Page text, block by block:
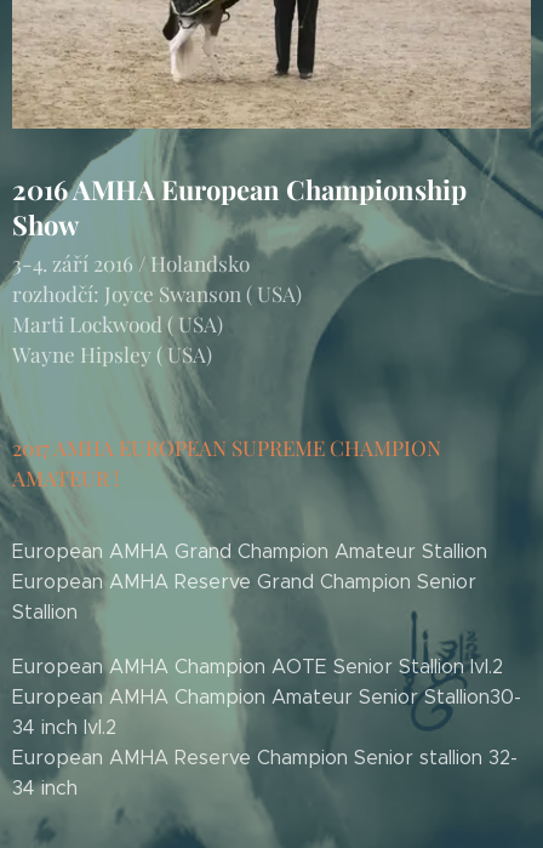
2016 AMHA European Championship
Show
3-4. září 2016 / Holandsko
rozhodčí: Joyce Swanson ( USA)
Marti Lockwood ( USA)
Wayne Hipsley ( USA)
2017 AMHA EUROPEAN SUPREME CHAMPION
AMATEUR !
European AMHA Grand Champion Amateur Stallion
European AMHA Reserve Grand Champion Senior
Stallion
European AMHA Champion AOTE Senior Stallion lvl.2
European AMHA Champion Amateur Senior Stallion30-
34 inch lvl.2
European AMHA Reserve Champion Senior stallion 32-
34 inch